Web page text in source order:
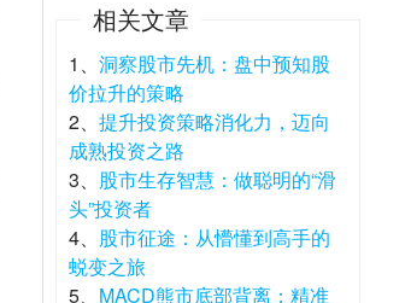
相关文章
1、 洞察股市先机：盘中预知股
价拉升的策略
2、 提升投资策略消化力，迈向
成熟投资之路
3、 股市生存智慧：做聪明的“滑
头”投资者
4、 股市征途：从懵懂到高手的
蜕变之旅
5、 MACD熊市底部背离：精准